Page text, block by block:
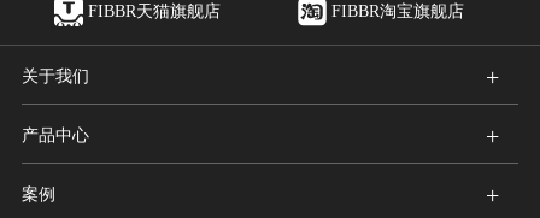
FIBBR天猫旗舰店 FIBBR淘宝旗舰店
+
关于我们
+
产品中心
+
案例